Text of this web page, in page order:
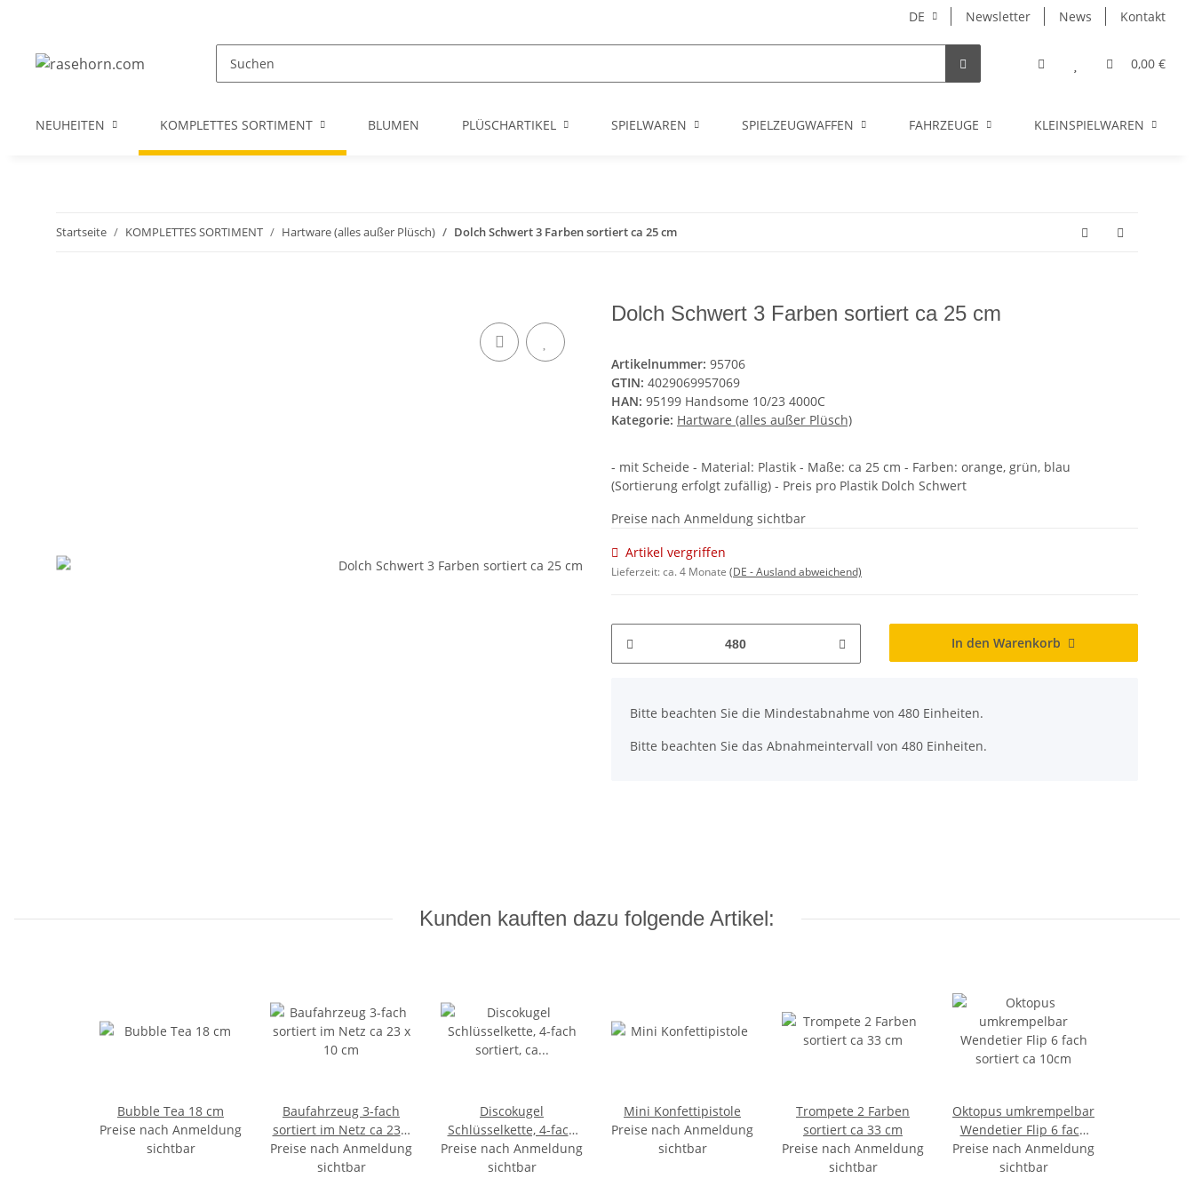
DE Newsletter News Kontakt
0,00 €
NEUHEITEN KOMPLETTES SORTIMENT BLUMEN PLÜSCHARTIKEL SPIELWAREN SPIELZEUGWAFFEN FAHRZEUGE KLEINSPIELWAREN
Startseite KOMPLETTES SORTIMENT Hartware (alles außer Plüsch) Dolch Schwert 3 Farben sortiert ca 25 cm
Dolch Schwert 3 Farben sortiert ca 25 cm
Artikelnummer: 95706
GTIN: 4029069957069
HAN: 95199 Handsome 10/23 4000C
Kategorie: Hartware (alles außer Plüsch)
- mit Scheide - Material: Plastik - Maße: ca 25 cm - Farben: orange, grün, blau
(Sortierung erfolgt zufällig) - Preis pro Plastik Dolch Schwert
Preise nach Anmeldung sichtbar
Artikel vergriffen
Lieferzeit:ca. 4 Monate (DE - Ausland abweichend)
In den Warenkorb
Bitte beachten Sie die Mindestabnahme von 480 Einheiten.
Bitte beachten Sie das Abnahmeintervall von 480 Einheiten.
Kunden kauften dazu folgende Artikel:
Bubble Tea 18 cm
Preise nach Anmeldung
sichtbar
Baufahrzeug 3-fach
sortiert im Netz ca 23 x
10 cm
Preise nach Anmeldung
sichtbar
Discokugel
Schlüsselkette, 4-fach
sortiert, ca Ø 4 cm
Preise nach Anmeldung
sichtbar
Mini Konfettipistole
Preise nach Anmeldung
sichtbar
Trompete 2 Farben
sortiert ca 33 cm
Preise nach Anmeldung
sichtbar
Oktopus umkrempelbar
Wendetier Flip 6 fach
sortiert ca 10cm
Preise nach Anmeldung
sichtbar